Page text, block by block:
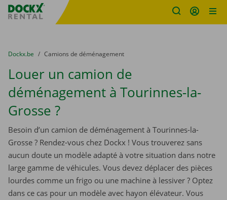
sitename
You are here:
du
Dockx.be to
Camions de déménagement
Louer un camion de
déménagement à Tourinnes-la-
Grosse ?
Besoin d’un camion de déménagement à Tourinnes-la-
Grosse ? Rendez-vous chez Dockx ! Vous trouverez sans
aucun doute un modèle adapté à votre situation dans notre
large gamme de véhicules. Vous devez déplacer des pièces
lourdes comme un frigo ou une machine à lessiver ? Optez
dans ce cas pour un modèle avec hayon élévateur. Vous